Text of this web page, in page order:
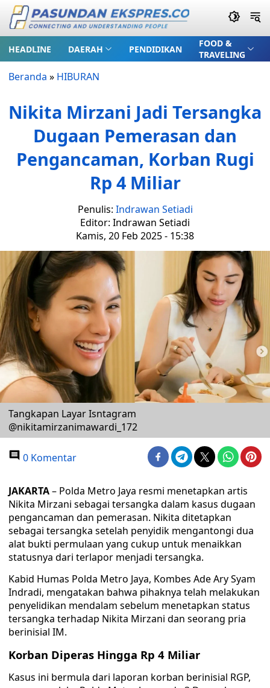
HEADLINE DAERAH PENDIDIKAN
FOOD &
TRAVELING
Beranda » HIBURAN
Nikita Mirzani Jadi Tersangka
Dugaan Pemerasan dan
Pengancaman, Korban Rugi
Rp 4 Miliar
Penulis: Indrawan Setiadi
Editor: Indrawan Setiadi
Kamis, 20 Feb 2025 - 15:38
Tangkapan Layar Isntagram
@nikitamirzanimawardi_172
0 Komentar
JAKARTA– Polda Metro Jaya resmi menetapkan artis
Nikita Mirzani sebagai tersangka dalam kasus dugaan
pengancaman dan pemerasan. Nikita ditetapkan
sebagai tersangka setelah penyidik mengantongi dua
alat bukti permulaan yang cukup untuk menaikkan
statusnya dari terlapor menjadi tersangka.
Kabid Humas Polda Metro Jaya, Kombes Ade Ary Syam
Indradi, mengatakan bahwa pihaknya telah melakukan
penyelidikan mendalam sebelum menetapkan status
tersangka terhadap Nikita Mirzani dan seorang pria
berinisial IM.
Korban Diperas Hingga Rp 4 Miliar
Kasus ini bermula dari laporan korban berinisial RGP,